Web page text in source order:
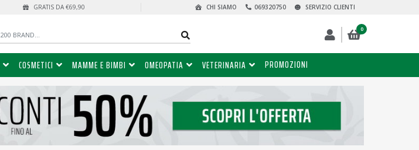
GRATIS DA €69,90 SERVIZIO CLIENTI
069320750
CHI SIAMO
0
COSMETICI MAMME E BIMBI OMEOPATIA VETERINARIA PROMOZIONI